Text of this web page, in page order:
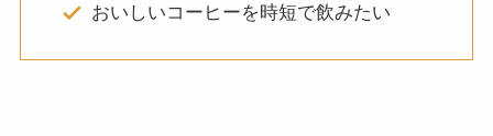
おいしいコーヒーを時短で飲みたい